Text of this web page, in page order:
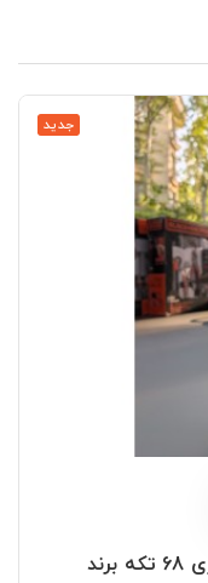
جدید
ست دریل و پیچ گوشتی شارژی 68 تکه برند